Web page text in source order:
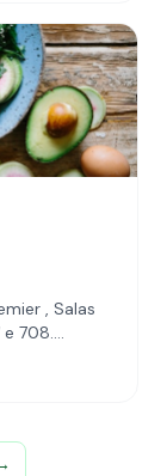
, Salas
e 708.
de